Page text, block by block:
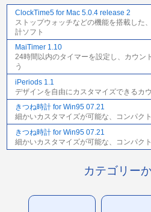
ClockTime5 for Mac 5.0.4 release 2
ストップウォッチなどの機能を搭載した
計ソフト
MaiTimer 1.10
24時間以内のタイマーを設定し、カウン
う
iPeriods 1.1
デザインを自由にカスタマイズできるカ
きつね時計 for Win95 07.21
細かいカスタマイズが可能な、コンパク
きつね時計 for Win95 07.21
細かいカスタマイズが可能な、コンパク
カテゴリー